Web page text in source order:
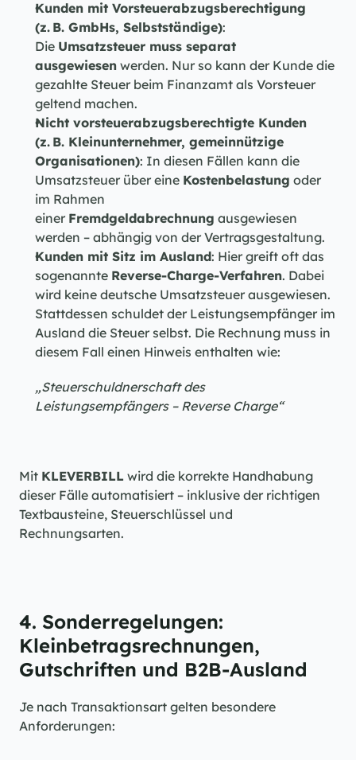
Kunden mit Vorsteuerabzugsberechtigung
(z. B. GmbHs, Selbstständige):
Die Umsatzsteuer muss separat
ausgewiesen werden. Nur so kann der Kunde die
gezahlte Steuer beim Finanzamt als Vorsteuer
geltend machen.
Nicht vorsteuerabzugsberechtigte Kunden
(z. B. Kleinunternehmer, gemeinnützige
Organisationen): In diesen Fällen kann die
Umsatzsteuer über eine Kostenbelastung oder
im Rahmen
einer Fremdgeldabrechnung ausgewiesen
werden – abhängig von der Vertragsgestaltung.
Kunden mit Sitz im Ausland: Hier greift oft das
sogenannte Reverse-Charge-Verfahren. Dabei
wird keine deutsche Umsatzsteuer ausgewiesen.
Stattdessen schuldet der Leistungsempfänger im
Ausland die Steuer selbst. Die Rechnung muss in
diesem Fall einen Hinweis enthalten wie:
„Steuerschuldnerschaft des
Leistungsempfängers – Reverse Charge“
Mit KLEVERBILL wird die korrekte Handhabung
dieser Fälle automatisiert – inklusive der richtigen
Textbausteine, Steuerschlüssel und
Rechnungsarten.
4. Sonderregelungen:
Kleinbetragsrechnungen,
Gutschriften und B2B-Ausland
Je nach Transaktionsart gelten besondere
Anforderungen: